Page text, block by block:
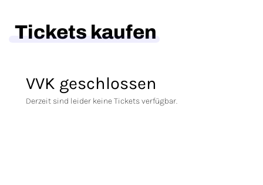
Tickets kaufen
VVK geschlossen
Derzeit sind leider keine Tickets verfügbar.